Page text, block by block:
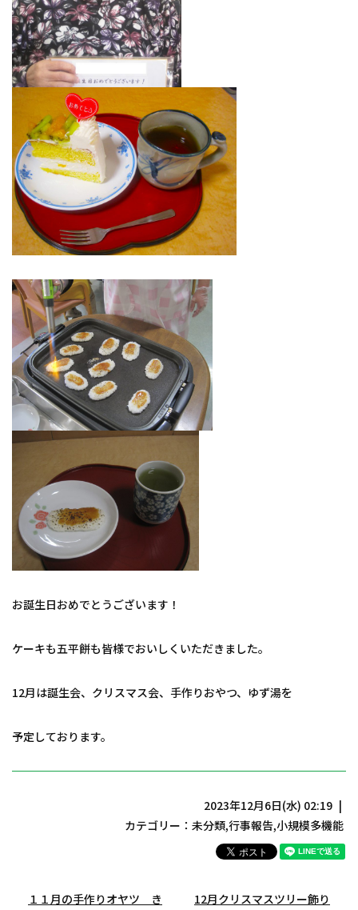
お誕生日おめでとうございます！
ケーキも五平餅も皆様でおいしくいただきました。
12月は誕生会、クリスマス会、手作りおやつ、ゆず湯を
予定しております。
2023年12月6日(水) 02:19
カテゴリー： 未分類,行事報告,小規模多機能
１１月の手作りオヤツ き
12月クリスマスツリー飾り